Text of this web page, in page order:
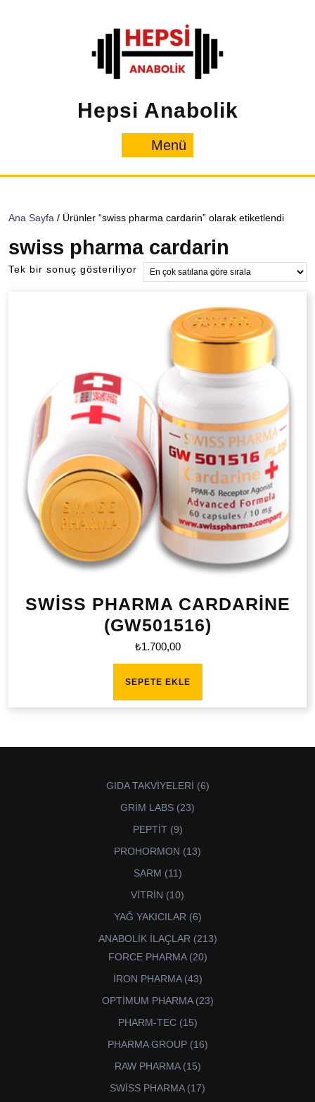
Hepsi Anabolik
Menü
Ana Sayfa / Ürünler “swiss pharma cardarin” olarak etiketlendi
swiss pharma cardarin
Tek bir sonuç gösteriliyor
SWİSS PHARMA CARDARİNE
(GW501516)
₺1.700,00
SEPETE EKLE
GIDA TAKVİYELERİ 66
GRİM LABS 2323
PEPTİT 99
PROHORMON 1313
SARM 1111
VİTRİN 1010
YAĞ YAKICILAR 66
ANABOLİK İLAÇLAR 213213
FORCE PHARMA 2020
İRON PHARMA 4343
OPTİMUM PHARMA 2323
PHARM-TEC 1515
PHARMA GROUP 1616
RAW PHARMA 1515
SWİSS PHARMA 1717